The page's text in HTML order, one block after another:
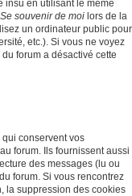
insu en utilisant le même
Se souvenir de moi lors de la
un ordinateur public pour
etc.). Si vous ne voyez
forum a désactivé cette
conservent vos
forum. Ils fournissent aussi
des messages (lu ou
forum. Si vous rencontrez
la suppression des cookies